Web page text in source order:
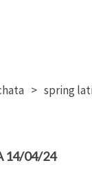
spring
14/04/24